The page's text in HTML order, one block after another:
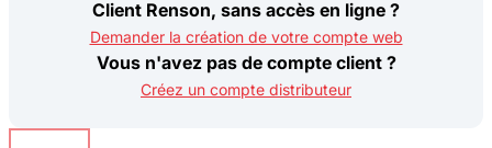
Client Renson, sans accès en ligne ?
Demander la création de votre compte web
Vous n'avez pas de compte client ?
Créez un compte distributeur